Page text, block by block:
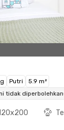
Putri
5.9 m²
tidak diperbolehkan